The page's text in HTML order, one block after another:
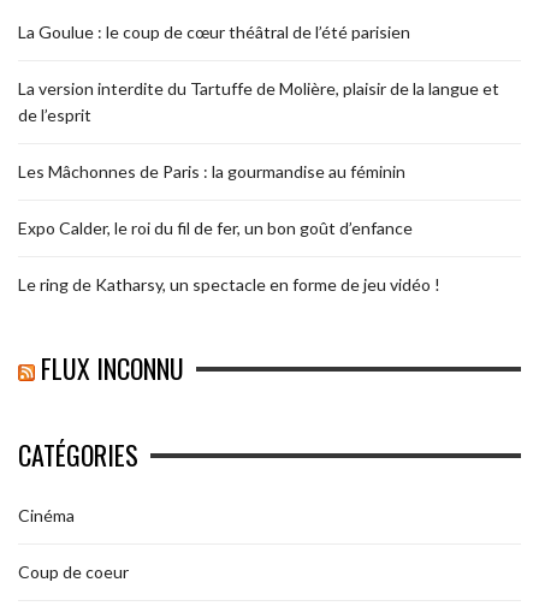
La Goulue : le coup de cœur théâtral de l’été parisien
La version interdite du Tartuffe de Molière, plaisir de la langue et
de l’esprit
Les Mâchonnes de Paris : la gourmandise au féminin
Expo Calder, le roi du fil de fer, un bon goût d’enfance
Le ring de Katharsy, un spectacle en forme de jeu vidéo !
FLUX INCONNU
CATÉGORIES
Cinéma
Coup de coeur